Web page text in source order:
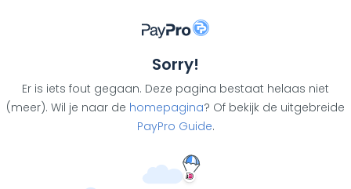
Sorry!
Er is iets fout gegaan. Deze pagina bestaat helaas niet
(meer). Wil je naar de homepagina? Of bekijk de uitgebreide
PayPro Guide.